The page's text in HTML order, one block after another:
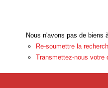
Nous n'avons pas de biens
Re-soumettre la
Transmettez-nous votre